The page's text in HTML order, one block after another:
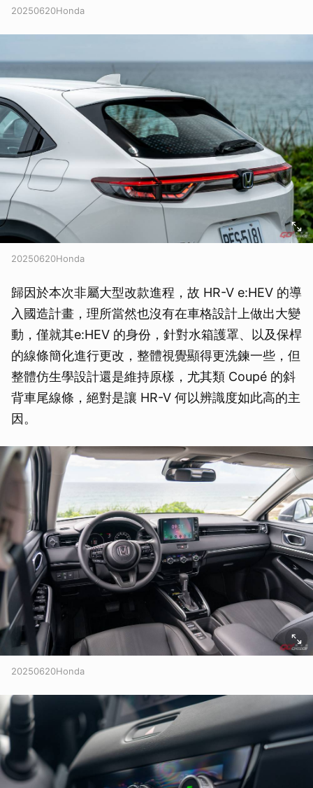
20250620Honda
20250620Honda
歸因於本次非屬大型改款進程，故 HR-V e:HEV 的導
入國造計畫，理所當然也沒有在車格設計上做出大變
動，僅就其e:HEV 的身份，針對水箱護罩、以及保桿
的線條簡化進行更改，整體視覺顯得更洗鍊一些，但
整體仿生學設計還是維持原樣，尤其類 Coupé 的斜
背車尾線條，絕對是讓 HR-V 何以辨識度如此高的主
因。
20250620Honda